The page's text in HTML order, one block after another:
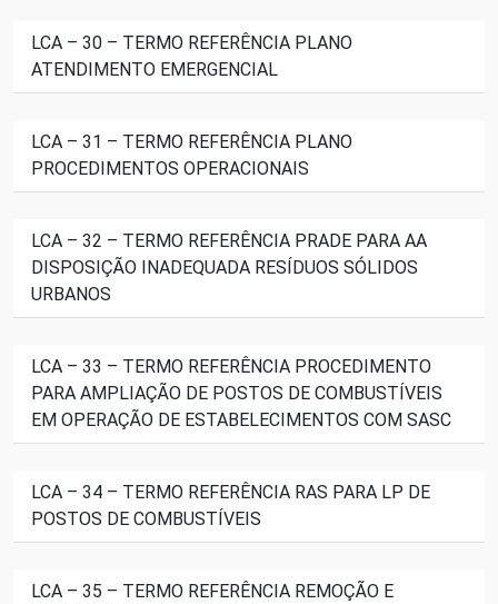
LCA – 30 – TERMO REFERÊNCIA PLANO
ATENDIMENTO EMERGENCIAL
LCA – 31 – TERMO REFERÊNCIA PLANO
PROCEDIMENTOS OPERACIONAIS
LCA – 32 – TERMO REFERÊNCIA PRADE PARA AA
DISPOSIÇÃO INADEQUADA RESÍDUOS SÓLIDOS
URBANOS
LCA – 33 – TERMO REFERÊNCIA PROCEDIMENTO
PARA AMPLIAÇÃO DE POSTOS DE COMBUSTÍVEIS
EM OPERAÇÃO DE ESTABELECIMENTOS COM SASC
LCA – 34 – TERMO REFERÊNCIA RAS PARA LP DE
POSTOS DE COMBUSTÍVEIS
LCA – 35 – TERMO REFERÊNCIA REMOÇÃO E